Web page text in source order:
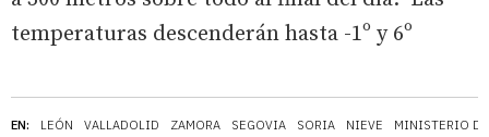
EN: LEÓN VALLADOLID ZAMORA SEGOVIA SORIA NIEVE MINISTERIO
temperaturas descenderán hasta -1º y 6º